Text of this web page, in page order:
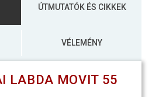
ÚTMUTATÓK ÉS CIKKEK
VÉLEMÉNY
LABDA MOVIT 55